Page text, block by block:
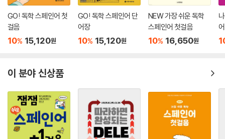
GO! 독학 스페인어 첫
걸음
10% 15,120원
GO! 독학 스페인어 단
어장
10% 15,120원
NEW 가장 쉬운 독학
스페인어 첫걸음
10% 16,650원
이 분야 신상품